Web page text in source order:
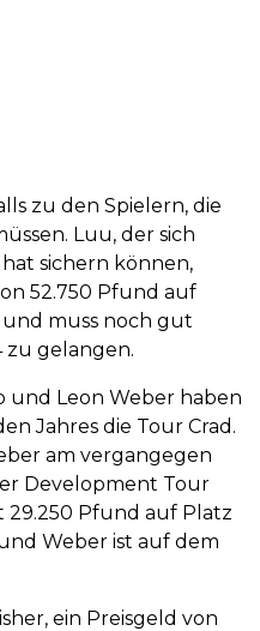
zu den Spielern, die
Luu, der sich
sichern können,
52.750 Pfund auf
muss noch gut
zu gelangen.
und Leon Weber haben
Jahres die Tour Crad.
am vergangegen
Development Tour
Pfund auf Platz
Weber ist auf dem
ein Preisgeld von